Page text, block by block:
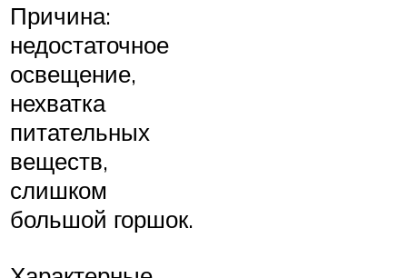
Причина:
недостаточное
освещение,
нехватка
питательных
веществ,
слишком
большой горшок.